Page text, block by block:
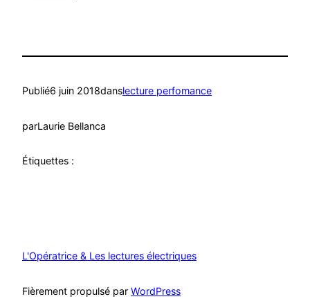
Publié6 juin 2018danslecture perfomance
parLaurie Bellanca
Étiquettes :
L'Opératrice & Les lectures électriques
Fièrement propulsé par WordPress